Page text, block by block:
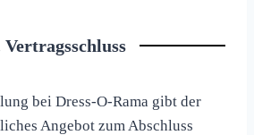
bei Dress-O-Rama gibt der
Angebot zum Abschluss